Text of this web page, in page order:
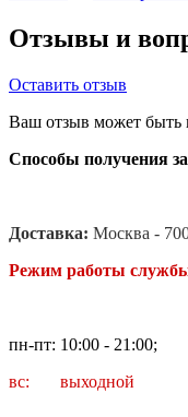
Отзывы и
Оставить отзыв
Ваш отзыв может быть
Способы получения
Доставка: Москва -
Режим работы
пн-пт: 10:00 - 21:00;
вс: выходной